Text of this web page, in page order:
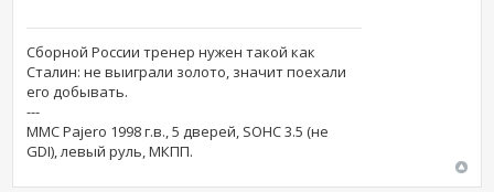
Сборной России тренер нужен такой как
Сталин: не выиграли золото, значит поехали
его добывать.
---
MMC Pajero 1998 г.в., 5 дверей, SOHC 3.5 (не
GDI), левый руль, МКПП.